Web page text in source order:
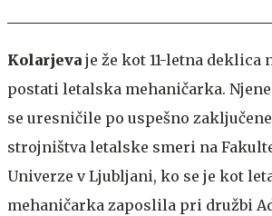
Kolarjeva je že kot 11-letna deklica
postati letalska mehaničarka.
se uresničile po uspešno
strojništva letalske smeri na
Univerze v Ljubljani, ko se je kot
mehaničarka zaposlila pri družbi